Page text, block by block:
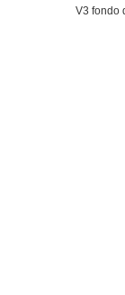
V3 fondo